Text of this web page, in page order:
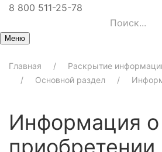
8 800 511-25-78
Меню
Главная
Раскрытие
Основной раздел
Информация о
приобретении